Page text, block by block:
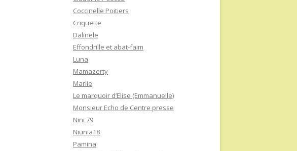
Coccinelle Poitiers
Criquette
Dalinele
Effondrille et abat-faim
Luna
Mamazerty
Marlie
Le marquoir d’Elise (Emmanuelle)
Monsieur Echo de Centre presse
Nini 79
Niunia18
Pamina